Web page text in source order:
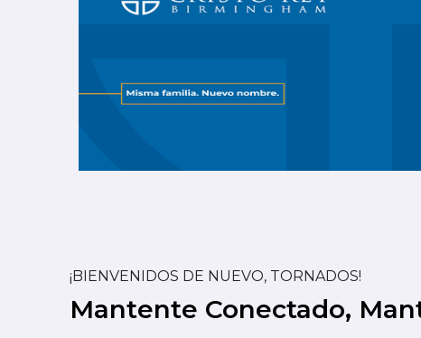
¡BIENVENIDOS DE NUEVO, TORNADOS!
Mantente Conectado,